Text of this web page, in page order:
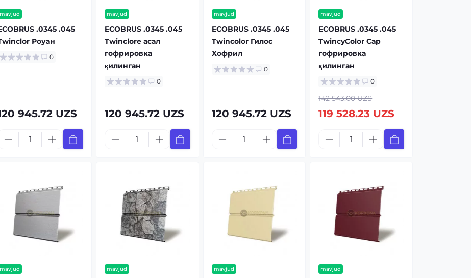
mavjud
.0345 .045
Роуан
0
945.72 UZS
mavjud
ECOBRUS .0345 .045
Twinclore асал
гофрировка
қилинган
0
120 945.72 UZS
mavjud
ECOBRUS .0345 .045
Twincolor Гилос
Хофрил
0
120 945.72 UZS
mavjud
ECOBRUS .0345 .045
TwincyColor Сар
гофрировка
қилинган
0
142 543.00 UZS
119 528.23 UZS
mavjud mavjud mavjud mavjud